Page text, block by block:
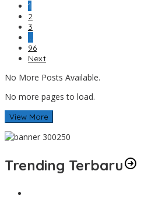
1
2
3
…
96
Next
No More Posts Available.
No more pages to load.
View More
Trending Terbaru